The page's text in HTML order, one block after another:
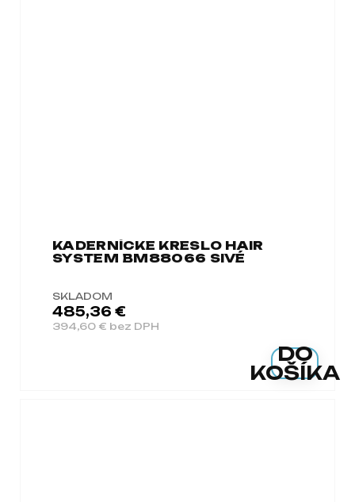
KADERNÍCKE KRESLO HAIR
SYSTEM BM88066 SIVÉ
SKLADOM
394,60 € bez DPH
485,36 €
DO
KOŠÍKA